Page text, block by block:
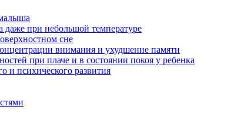
даже при небольшой температуре
сне
внимания и ухудшение памяти
при плаче и в состоянии покоя у ребенка
и психического развития